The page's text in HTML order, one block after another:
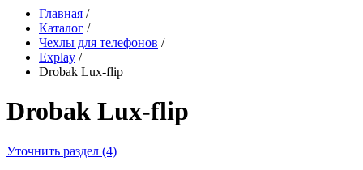
Главная /
Каталог /
Чехлы для телефонов /
Explay /
Drobak Lux-flip
Drobak Lux-flip
Уточнить раздел (4)